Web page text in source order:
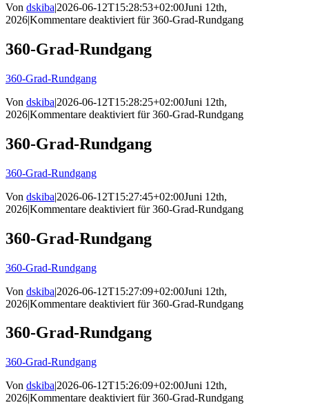
Von dskiba|2026-06-12T15:28:53+02:00Juni 12th,
2026|Kommentare deaktiviert für 360-Grad-Rundgang
360-Grad-Rundgang
360-Grad-Rundgang
Von dskiba|2026-06-12T15:28:25+02:00Juni 12th,
2026|Kommentare deaktiviert für 360-Grad-Rundgang
360-Grad-Rundgang
360-Grad-Rundgang
Von dskiba|2026-06-12T15:27:45+02:00Juni 12th,
2026|Kommentare deaktiviert für 360-Grad-Rundgang
360-Grad-Rundgang
360-Grad-Rundgang
Von dskiba|2026-06-12T15:27:09+02:00Juni 12th,
2026|Kommentare deaktiviert für 360-Grad-Rundgang
360-Grad-Rundgang
360-Grad-Rundgang
Von dskiba|2026-06-12T15:26:09+02:00Juni 12th,
2026|Kommentare deaktiviert für 360-Grad-Rundgang